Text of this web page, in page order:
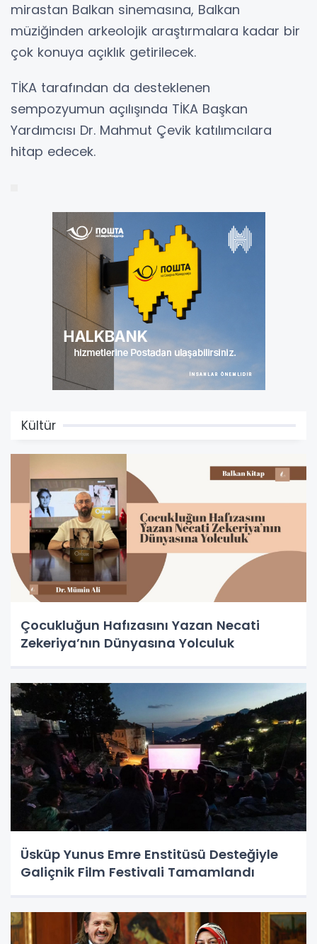
mirastan Balkan sinemasına, Balkan
müziğinden arkeolojik araştırmalara kadar bir
çok konuya açıklık getirilecek.
TİKA tarafından da desteklenen
sempozyumun açılışında TİKA Başkan
Yardımcısı Dr. Mahmut Çevik katılımcılara
hitap edecek.
Kültür
Çocukluğun Hafızasını Yazan Necati
Zekeriya’nın Dünyasına Yolculuk
Üsküp Yunus Emre Enstitüsü Desteğiyle
Galiçnik Film Festivali Tamamlandı